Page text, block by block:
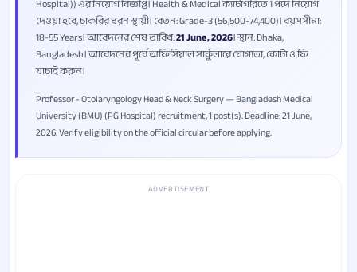
Hospital)) এর নিয়োগ বিজ্ঞপ্তি। Health & Medical ক্যাটাগরিতে 1 পদে নিয়োগ
দেওয়া হবে, চাকরির ধরন স্থায়ী। বেতন: Grade-3 (56,500-74,400)। বয়সসীমা:
18-55 Years। আবেদনের শেষ তারিখ:21 June, 2026। স্থান: Dhaka,
Bangladesh। আবেদনের পূর্বে অফিসিয়াল সার্কুলারে যোগ্যতা, কোটা ও ফি
যাচাই করুন।
Professor - Otolaryngology Head & Neck Surgery — Bangladesh Medical
University (BMU) (PG Hospital) recruitment, 1 post(s). Deadline: 21 June,
2026. Verify eligibility on the official circular before applying.
ADVERTISEMENT